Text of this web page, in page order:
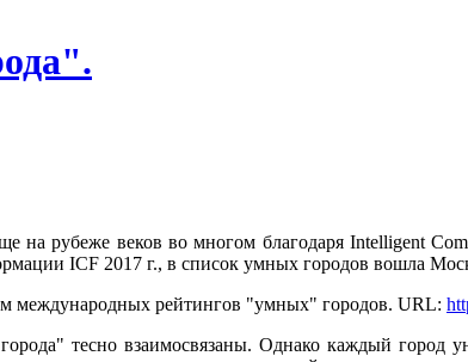
на рубеже веков во многом благодаря Intelligent
ICF 2017 г., в список умных городов вошла
международных рейтингов "умных" городов. URL:
тесно взаимосвязаны. Однако каждый город